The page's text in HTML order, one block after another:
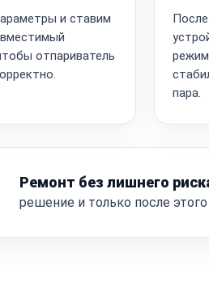
и ставим
отпариватель
пара.
Ремонт без лишнего
решение и только после